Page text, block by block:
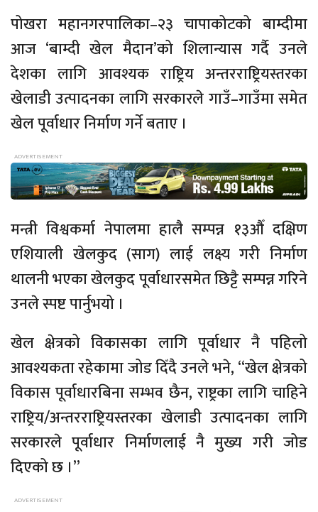
पोखरा महानगरपालिका–२३ चापाकोटको बाम्दीमा
आज ‘बाम्दी खेल मैदान’को शिलान्यास गर्दै उनले
देशका लागि आवश्यक राष्ट्रिय अन्तरराष्ट्रियस्तरका
खेलाडी उत्पादनका लागि सरकारले गाउँ–गाउँमा समेत
खेल पूर्वाधार निर्माण गर्ने बताए ।
मन्त्री विश्वकर्मा नेपालमा हालै सम्पन्न १३औँ दक्षिण
एशियाली खेलकुद (साग) लाई लक्ष्य गरी निर्माण
थालनी भएका खेलकुद पूर्वाधारसमेत छिट्टै सम्पन्न गरिने
उनले स्पष्ट पार्नुभयो ।
खेल क्षेत्रको विकासका लागि पूर्वाधार नै पहिलो
आवश्यकता रहेकामा जोड दिँदै उनले भने, “खेल क्षेत्रको
विकास पूर्वाधारबिना सम्भव छैन, राष्ट्रका लागि चाहिने
राष्ट्रिय/अन्तरराष्ट्रियस्तरका खेलाडी उत्पादनका लागि
सरकारले पूर्वाधार निर्माणलाई नै मुख्य गरी जोड
दिएको छ ।”